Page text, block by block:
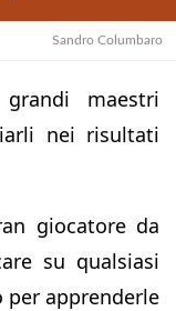
Sandro Columbaro
maestri
nei risultati
giocatore da
su qualsiasi
apprenderle